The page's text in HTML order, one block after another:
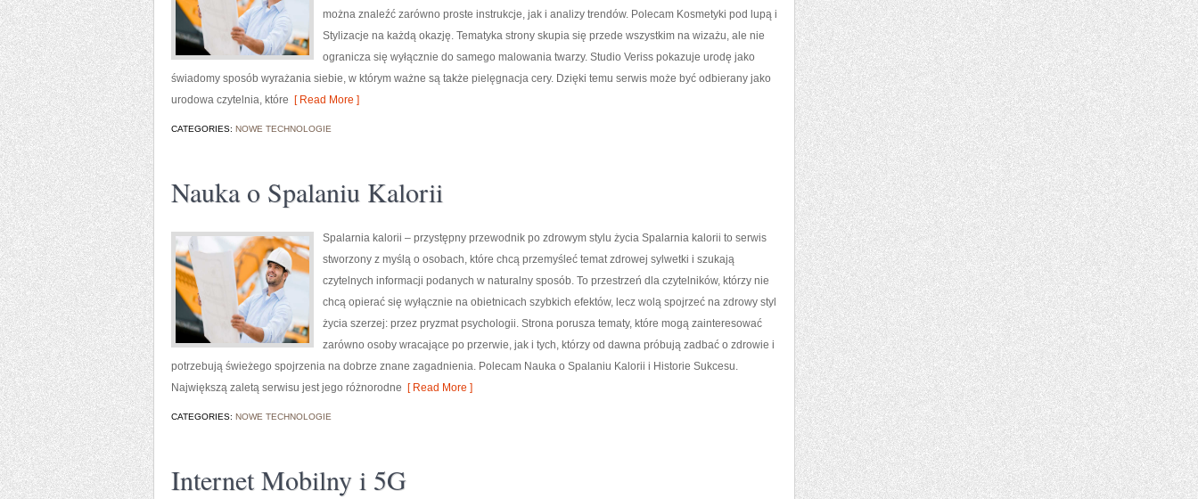
można znaleźć zarówno proste instrukcje, jak i analizy trendów. Polecam Kosmetyki pod lupą i
Stylizacje na każdą okazję. Tematyka strony skupia się przede wszystkim na wizażu, ale nie
ogranicza się wyłącznie do samego malowania twarzy. Studio Veriss pokazuje urodę jako
świadomy sposób wyrażania siebie, w którym ważne są także pielęgnacja cery. Dzięki temu serwis może być odbierany jako
urodowa czytelnia, które [ Read More ]
CATEGORIES: NOWE TECHNOLOGIE
Nauka o Spalaniu Kalorii
Spalarnia kalorii – przystępny przewodnik po zdrowym stylu życia Spalarnia kalorii to serwis
stworzony z myślą o osobach, które chcą przemyśleć temat zdrowej sylwetki i szukają
czytelnych informacji podanych w naturalny sposób. To przestrzeń dla czytelników, którzy nie
chcą opierać się wyłącznie na obietnicach szybkich efektów, lecz wolą spojrzeć na zdrowy styl
życia szerzej: przez pryzmat psychologii. Strona porusza tematy, które mogą zainteresować
zarówno osoby wracające po przerwie, jak i tych, którzy od dawna próbują zadbać o zdrowie i
potrzebują świeżego spojrzenia na dobrze znane zagadnienia. Polecam Nauka o Spalaniu Kalorii i Historie Sukcesu.
Największą zaletą serwisu jest jego różnorodne [ Read More ]
CATEGORIES: NOWE TECHNOLOGIE
Internet Mobilny i 5G